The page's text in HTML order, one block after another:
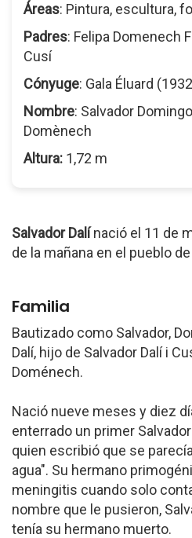
Áreas: Pintura, escultura,
Padres: Felipa Domenech
Cusí
Cónyuge: Gala Éluard
Nombre: Salvador
Domènech
Altura: 1,72 m
Salvador Dalínació el 11 de
de la mañana en el pueblo de
Familia
Bautizado como Salvador,
Dalí, hijo de Salvador Dalí i
Doménech.
Nació nueve meses y diez
enterrado un primer
quien escribió que se
agua". Su hermano
meningitis cuando solo
nombre que le pusieron,
tenía su hermano muerto.